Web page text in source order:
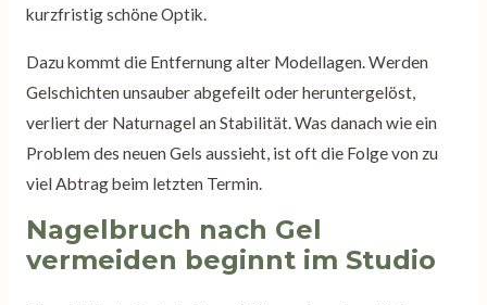
kurzfristig schöne Optik.
Dazu kommt die Entfernung alter Modellagen. Werden
Gelschichten unsauber abgefeilt oder heruntergelöst,
verliert der Naturnagel an Stabilität. Was danach wie ein
Problem des neuen Gels aussieht, ist oft die Folge von zu
viel Abtrag beim letzten Termin.
Nagelbruch nach Gel
vermeiden beginnt im Studio